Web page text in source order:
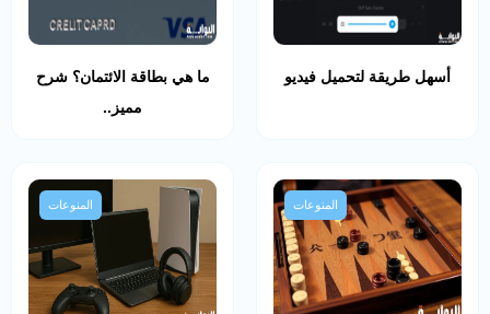
أسهل طريقة لتحميل فيديو
ما هي بطاقة الائتمان؟ شرح
مميز..
المنوعات المنوعات